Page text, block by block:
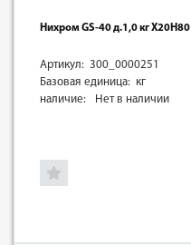
Нихром GS-40 д.1,0 кг Х20Н80
Артикул: 300_0000251
Базовая единица: кг
наличие:
Нет в наличии